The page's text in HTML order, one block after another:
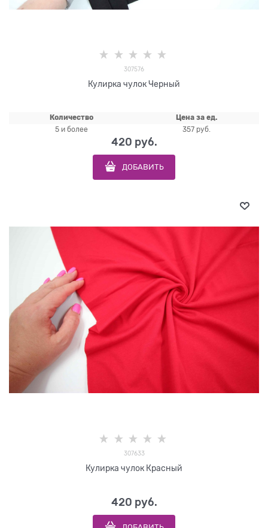
307576
Кулирка чулок Черный
Количество
Цена за ед.
5 и более
357 руб.
420 руб.
ДОБАВИТЬ
307633
Кулирка чулок Красный
420 руб.